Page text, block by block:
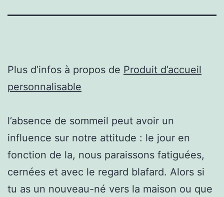
Plus d’infos à propos de Produit d’accueil
personnalisable
l’absence de sommeil peut avoir un
influence sur notre attitude : le jour en
fonction de la, nous paraissons fatiguées,
cernées et avec le regard blafard. Alors si
tu as un nouveau-né vers la maison ou que